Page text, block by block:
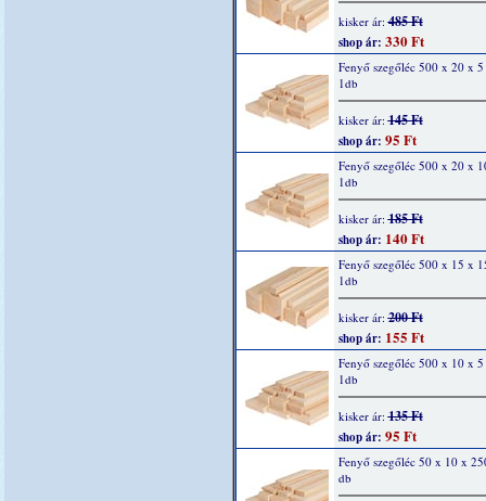
kisker ár:485 Ft
shop ár: 330 Ft
Fenyő szegőléc 500 x 20 x
1db
kisker ár:145 Ft
shop ár: 95 Ft
Fenyő szegőléc 500 x 20 x
1db
kisker ár:185 Ft
shop ár: 140 Ft
Fenyő szegőléc 500 x 15 x
1db
kisker ár:200 Ft
shop ár: 155 Ft
Fenyő szegőléc 500 x 10 x
1db
kisker ár:135 Ft
shop ár: 95 Ft
Fenyő szegőléc 50 x 10 x
db